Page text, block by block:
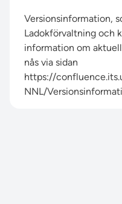
Versionsinformation,
Ladokförvaltning och
information om
nås via sidan
https://
NNL/